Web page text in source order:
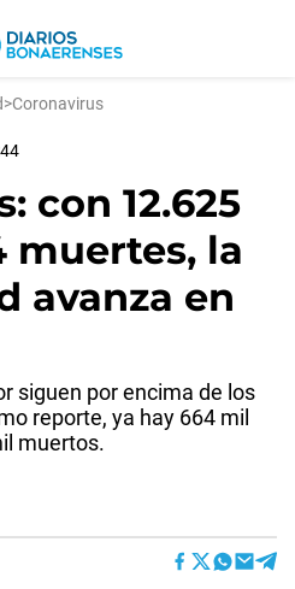
>Coronavirus
con 12.625
muertes, la
avanza en
siguen por encima de los
reporte, ya hay 664 mil
muertos.